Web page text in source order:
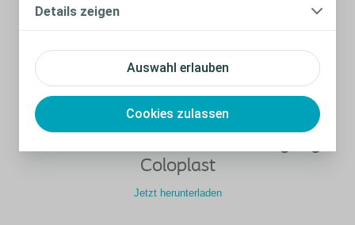
Auswahl erlauben
Cookies zulassen
Details zeigen
Coloplast
Jetzt herunterladen